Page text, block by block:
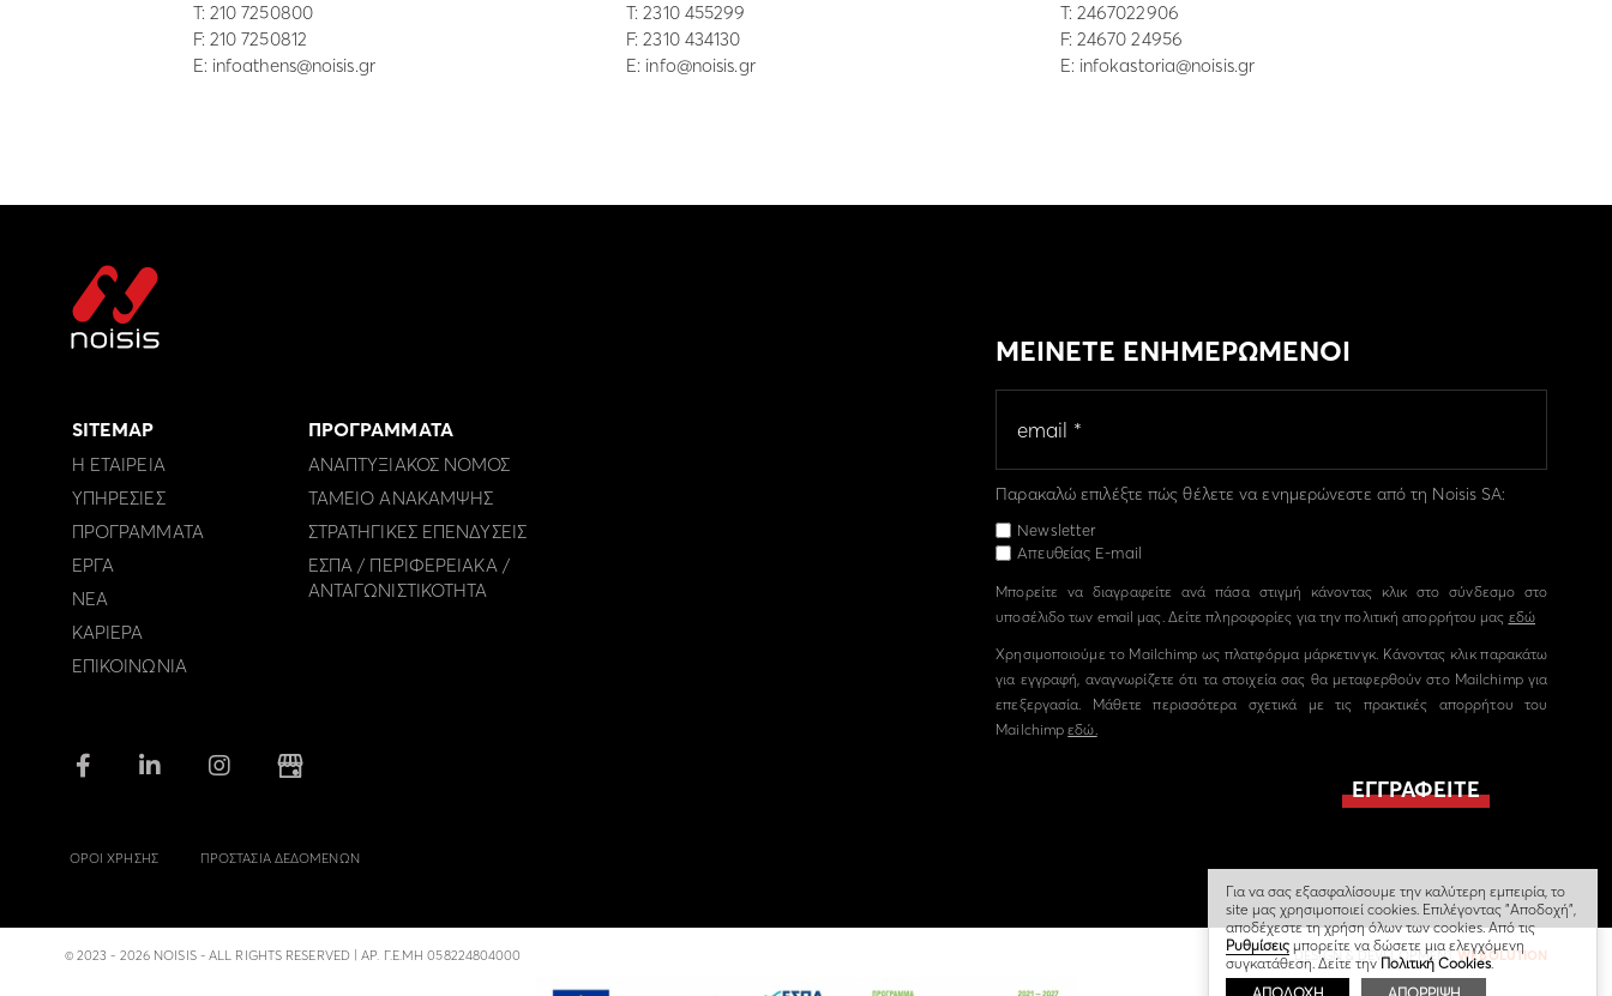
Τ: 210 7250800
F: 210 7250812
E: infoathens@noisis.gr
Τ:2310 455299
F: 2310 434130
E: info@noisis.gr
Τ: 2467022906
F: 24670 24956
E: infokastoria@noisis.gr
SITEMAP
Η ΕΤΑΙΡΕΙΑ
ΥΠΗΡΕΣΙΕΣ
ΠΡΟΓΡΑΜΜΑΤΑ
ΕΡΓΑ
ΝΕΑ
ΚΑΡΙΕΡΑ
ΕΠΙΚΟΙΝΩΝΙΑ
ΠΡΟΓΡΑΜΜΑΤΑ
ΑΝΑΠΤΥΞΙΑΚΟΣ ΝΟΜΟΣ
ΤΑΜΕΙΟ ΑΝΑΚΑΜΨΗΣ
ΣΤΡΑΤΗΓΙΚΕΣ ΕΠΕΝΔΥΣΕΙΣ
ΕΣΠΑ / ΠΕΡΙΦΕΡΕΙΑΚΑ /
ΑΝΤΑΓΩΝΙΣΤΙΚΟΤΗΤΑ
ΟΡΟΙ ΧΡΗΣΗΣ ΠΡΟΣΤΑΣΙΑ ΔΕΔΟΜΕΝΩΝ
ΜΕΙΝΕΤΕ ΕΝΗΜΕΡΩΜΕΝΟΙ
Παρακαλώ επιλέξτε πώς θέλετε να ενημερώνεστε από τη Noisis SA:
Newsletter
Απευθείας E-mail
Μπορείτε να διαγραφείτε ανά πάσα στιγμή κάνοντας κλικ στο σύνδεσμο στο
υποσέλιδο των email μας. Δείτε πληροφορίες για την πολιτική απορρήτου μας εδώ
Χρησιμοποιούμε το Mailchimp ως πλατφόρμα μάρκετινγκ. Κάνοντας κλικ παρακάτω
για εγγραφή, αναγνωρίζετε ότι τα στοιχεία σας θα μεταφερθούν στο Mailchimp για
επεξεργασία. Μάθετε περισσότερα σχετικά με τις πρακτικές απορρήτου του
Mailchimpεδώ.
© 2023 - 2026 NOISIS - ALL RIGHTS RESERVED | ΑΡ. Γ.Ε.ΜΗ 058224804000 DESIGN & DEVELOPMENTWEBOLUTION
Για να σας εξασφαλίσουμε την καλύτερη εμπειρία, το
site μας χρησιμοποιεί cookies. Επιλέγοντας "Αποδοχή",
αποδέχεστε τη χρήση όλων των cookies. Από τις
Ρυθμίσεις μπορείτε να δώσετε μια ελεγχόμενη
συγκατάθεση. Δείτε την Πολιτική Cookies.